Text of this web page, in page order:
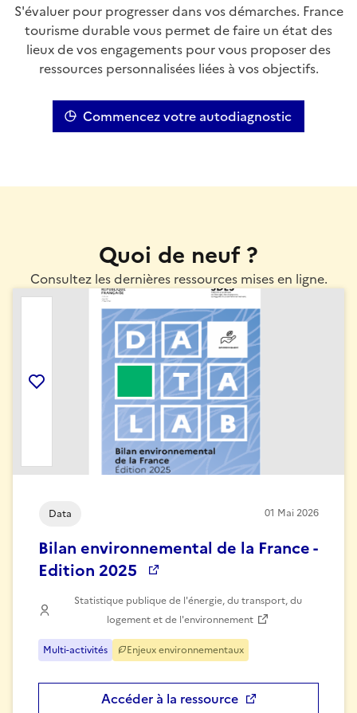
S'évaluer pour progresser dans vos démarches. France
tourisme durable vous permet de faire un état des
lieux de vos engagements pour vous proposer des
ressources personnalisées liées à vos objectifs.
Commencez votre autodiagnostic
Quoi de neuf ?
Consultez les dernières ressources mises en ligne.
Data 01 Mai2026
Bilan environnemental de la France -
Edition 2025
Statistique publique de l'énergie, du transport, du
logement et de l'environnement
Multi-activités Enjeux environnementaux
Accéder à la ressource
Ajouter la ressource aux favoris